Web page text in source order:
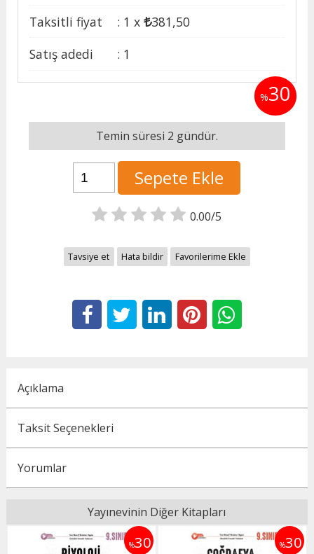
Taksitli fiyat
: 1 x 381,50
Satış adedi
: 1
%30
Temin süresi 2 gündür.
Sepete Ekle
0.00/5
Tavsiye et Hata bildir Favorilerime Ekle
Açıklama
Taksit Seçenekleri
Yorumlar
Yayınevinin Diğer Kitapları
%30 %30